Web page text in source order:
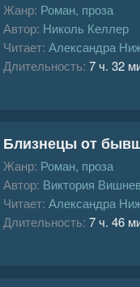
Жанр: Роман, проза
Автор: Николь Келлер
Читает: Александра
Длительность: 7 ч. 32
Близнецы от
Жанр: Роман, проза
Автор: Виктория
Читает: Александра
Длительность: 7 ч. 46